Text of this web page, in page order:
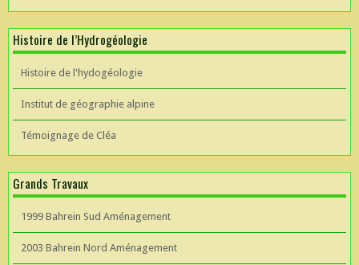
Histoire de l’Hydrogéologie
Histoire de l'hydogéologie
Institut de géographie alpine
Témoignage de Cléa
Grands Travaux
1999 Bahrein Sud Aménagement
2003 Bahrein Nord Aménagement